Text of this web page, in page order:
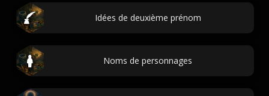
Idées de deuxième prénom
Noms de personnages